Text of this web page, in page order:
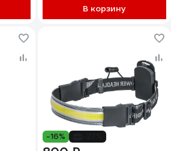
подсветкой 365нм, магнит/
крюк, аккумулятор
В корзину
-16%